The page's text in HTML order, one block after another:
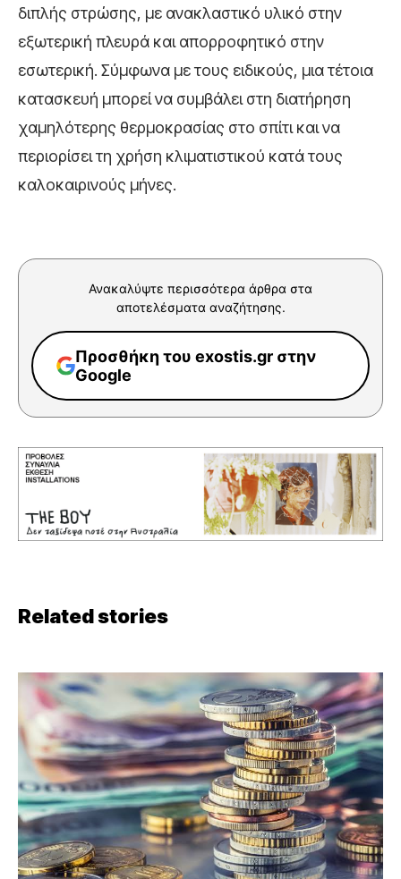
διπλής στρώσης, με ανακλαστικό υλικό στην
εξωτερική πλευρά και απορροφητικό στην
εσωτερική. Σύμφωνα με τους ειδικούς, μια τέτοια
κατασκευή μπορεί να συμβάλει στη διατήρηση
χαμηλότερης θερμοκρασίας στο σπίτι και να
περιορίσει τη χρήση κλιματιστικού κατά τους
καλοκαιρινούς μήνες.
Ανακαλύψτε περισσότερα άρθρα στα
αποτελέσματα αναζήτησης.
Προσθήκη του exostis.gr στην
Google
Related stories